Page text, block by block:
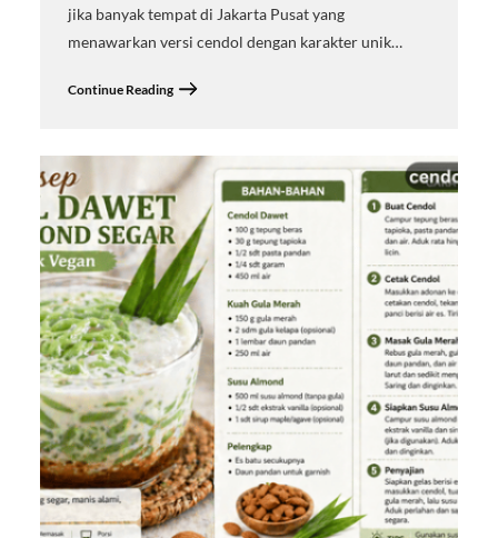
jika banyak tempat di Jakarta Pusat yang
menawarkan versi cendol dengan karakter unik…
Continue Reading